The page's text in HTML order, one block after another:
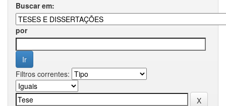
Buscar em:
por
Filtros correntes: